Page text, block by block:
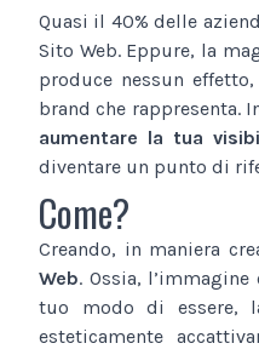
Quasi il 40% delle
Sito Web. Eppure, la
produce nessun
brand che rappresenta.
aumentare la tua
diventare un punto di
Come?
Creando, in maniera
Web. Ossia,
tuo modo di essere,
esteticamente